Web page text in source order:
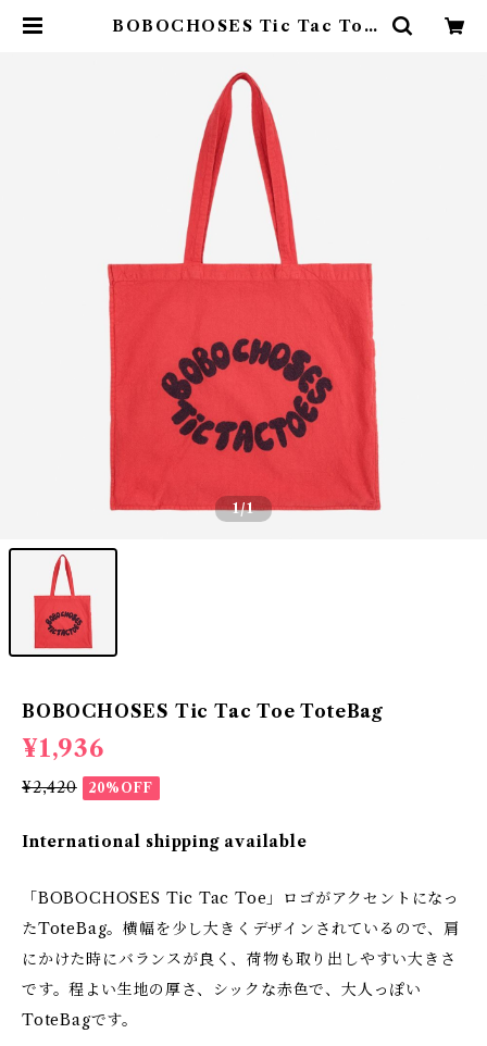
BOBOCHOSES Tic Tac Toe
1/1
BOBOCHOSES Tic Tac Toe ToteBag
¥1,936
¥2,420 20%OFF
International shipping available
「BOBOCHOSES Tic Tac Toe」ロゴがアクセントになっ
たToteBag。横幅を少し大きくデザインされているので、肩
にかけた時にバランスが良く、荷物も取り出しやすい大きさ
です。程よい生地の厚さ、シックな赤色で、大人っぽい
ToteBagです。